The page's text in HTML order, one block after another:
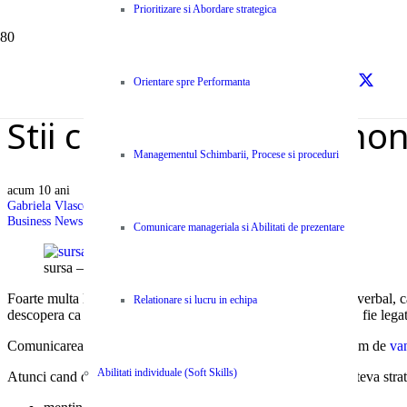
Prioritizare si Abordare strategica
Orientare spre Performanta
Managementul Schimbarii, Procese si proceduri
Comunicare manageriala si Abilitati de prezentare
Relationare si lucru in echipa
Abilitati individuale (Soft Skills)
Stii cum sa comunici
acum 10 ani
Gabriela Vlasceanu
Business News Centype
,Resurse
sursa – Entrepreneur
Foarte multa lume crede ca deja stie totul despre limbajul nonverbal,
descopera ca interpretarile pe care le dadeau anumitor gesturi, fie
Comunicarea nonverbala trebuie sa fie a doua natura a unui om de
Atunci cand discutia este foarte importanta, foloseste-te de cateva